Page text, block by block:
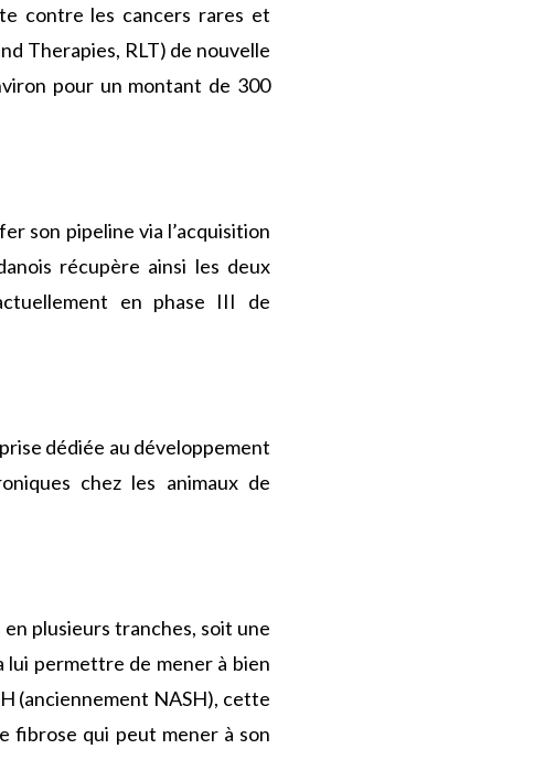
contre les cancers rares et
Therapies, RLT) de nouvelle
pour un montant de 300
son pipeline via l’acquisition
récupère ainsi les deux
en phase III de
dédiée au développement
chez les animaux de
plusieurs tranches, soit une
lui permettre de mener à bien
(anciennement NASH), cette
fibrose qui peut mener à son